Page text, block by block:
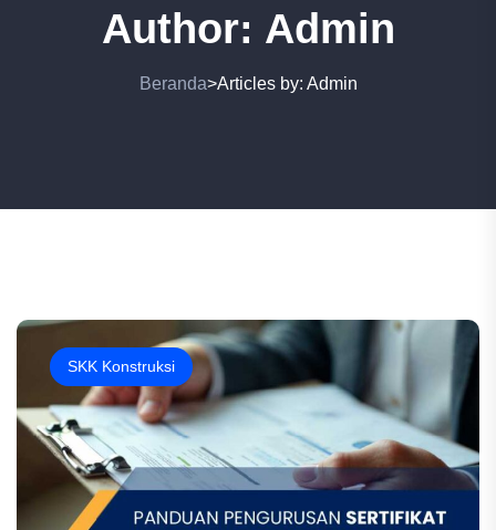
Author: Admin
Beranda>Articles by: Admin
SKK Konstruksi